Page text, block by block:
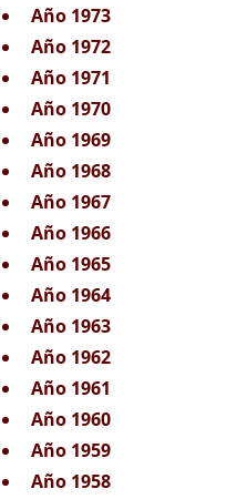
Año 1973
Año 1972
Año 1971
Año 1970
Año 1969
Año 1968
Año 1967
Año 1966
Año 1965
Año 1964
Año 1963
Año 1962
Año 1961
Año 1960
Año 1959
Año 1958